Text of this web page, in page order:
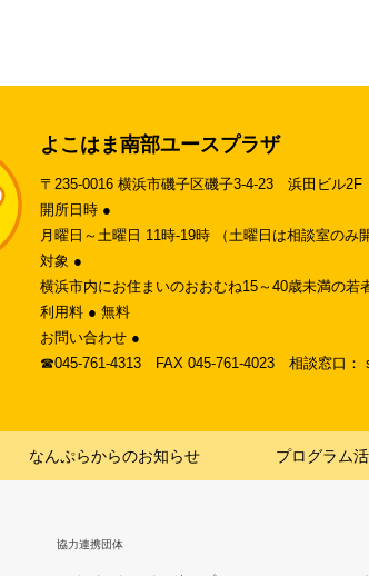
よこはま南部ユースプラザ
〒235-0016 横浜市磯子区磯子3-4-23 浜田ビル2F
開所日時 ●
月曜日～土曜日 11時-19時 （土曜日は相談室のみ
対象 ●
横浜市内にお住まいのおおむね15～40歳未満の若
利用料 ● 無料
お問い合わせ ●
☎︎045-761-4313 FAX 045-761-4023 相談窓口：
なんぷらからのお知らせ プログラム
協力連携団体